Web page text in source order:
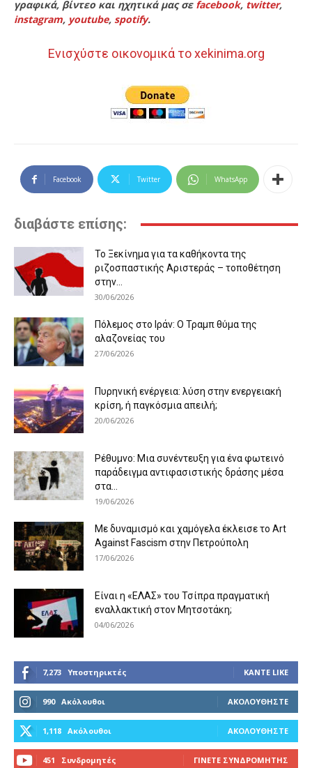
γραφικά, βίντεο και ηχητικά μας σε facebook, twitter,
instagram, youtube, spotify.
Ενισχύστε οικονομικά το xekinima.org
Facebook Twitter WhatsApp
διαβάστε επίσης:
Το Ξεκίνημα για τα καθήκοντα της
ριζοσπαστικής Αριστεράς – τοποθέτηση
στην...
30/06/2026
Πόλεμος στο Ιράν: Ο Τραμπ θύμα της
αλαζονείας του
27/06/2026
Πυρηνική ενέργεια: λύση στην ενεργειακή
κρίση, ή παγκόσμια απειλή;
20/06/2026
Ρέθυμνο: Μια συνέντευξη για ένα φωτεινό
παράδειγμα αντιφασιστικής δράσης μέσα
στα...
19/06/2026
Με δυναμισμό και χαμόγελα έκλεισε το Art
Against Fascism στην Πετρούπολη
17/06/2026
Είναι η «ΕΛΑΣ» του Τσίπρα πραγματική
εναλλακτική στον Μητσοτάκη;
04/06/2026
7,273 Υποστηρικτές ΚΆΝΤΕ LIKE
990 Ακόλουθοι ΑΚΟΛΟΥΘΉΣΤΕ
1,118 Ακόλουθοι ΑΚΟΛΟΥΘΉΣΤΕ
451 Συνδρομητές ΓΊΝΕΤΕ ΣΥΝΔΡΟΜΗΤΉΣ